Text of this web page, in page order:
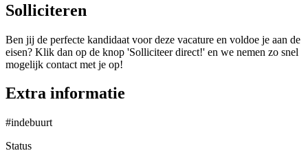
Solliciteren
Ben jij de perfecte kandidaat voor deze vacature en voldoe je aan de
eisen? Klik dan op de knop 'Solliciteer direct!' en we nemen zo snel
mogelijk contact met je op!
Extra informatie
#indebuurt
Status